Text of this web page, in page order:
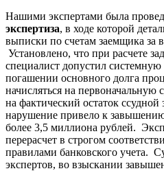
Нашими экспертами была
экспертиза, в ходе которой
выписки по счетам заемщика за
Установлено, что при расчете
специалист допустил
погашении основного долга
начисляться на
на фактический остаток
нарушение привело к
более 3,5 миллиона рублей.
перерасчет в строгом
правилами банковского учета.
экспертов, во взыскании